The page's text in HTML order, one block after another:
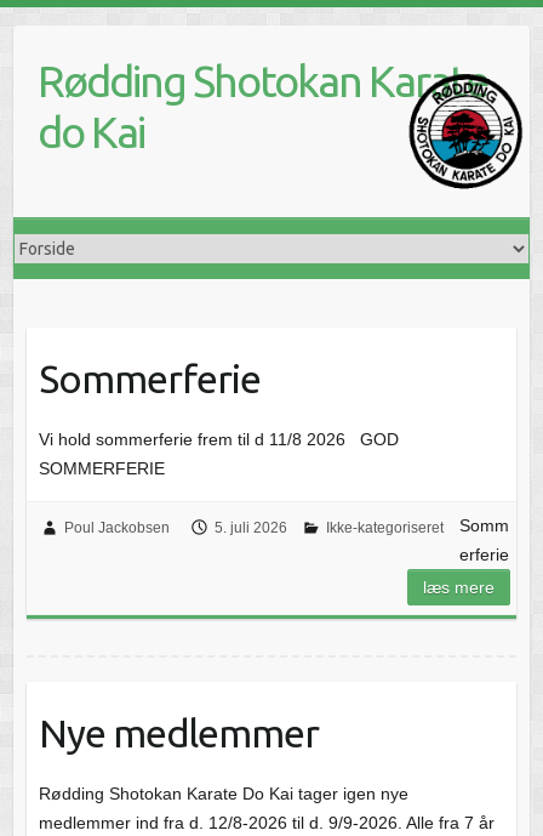
contentRødding Shotokan Karate
do Kai
Sommerferie
Vi hold sommerferie frem til d 11/8 2026 GOD
SOMMERFERIE
Poul Jackobsen 5. juli 2026 Ikke-kategoriseret
Somm
erferie
læs mere
Nye medlemmer
Rødding Shotokan Karate Do Kai tager igen nye
medlemmer ind fra d. 12/8-2026 til d. 9/9-2026. Alle fra 7 år